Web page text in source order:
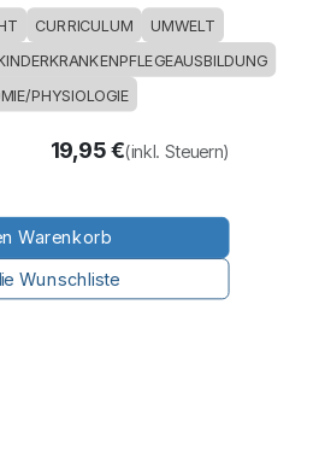
CURRICULUM UMWELT
PHYSIOLOGIE
Warenkorb
Wunschliste
19,95€(inkl. Steuern)